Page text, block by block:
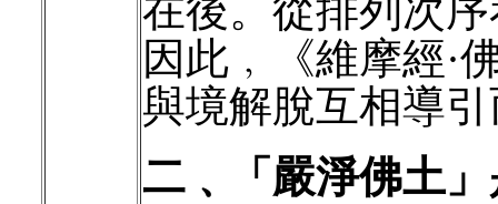
在後。從排列次
因此﹐《維摩經·
與境解脫互相導
二﹑「嚴淨佛土